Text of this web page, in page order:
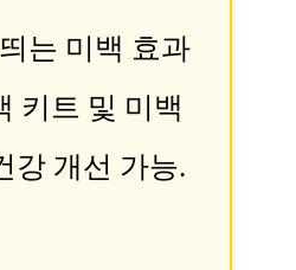
는 미백 효과
키트 및 미백
강 개선 가능.